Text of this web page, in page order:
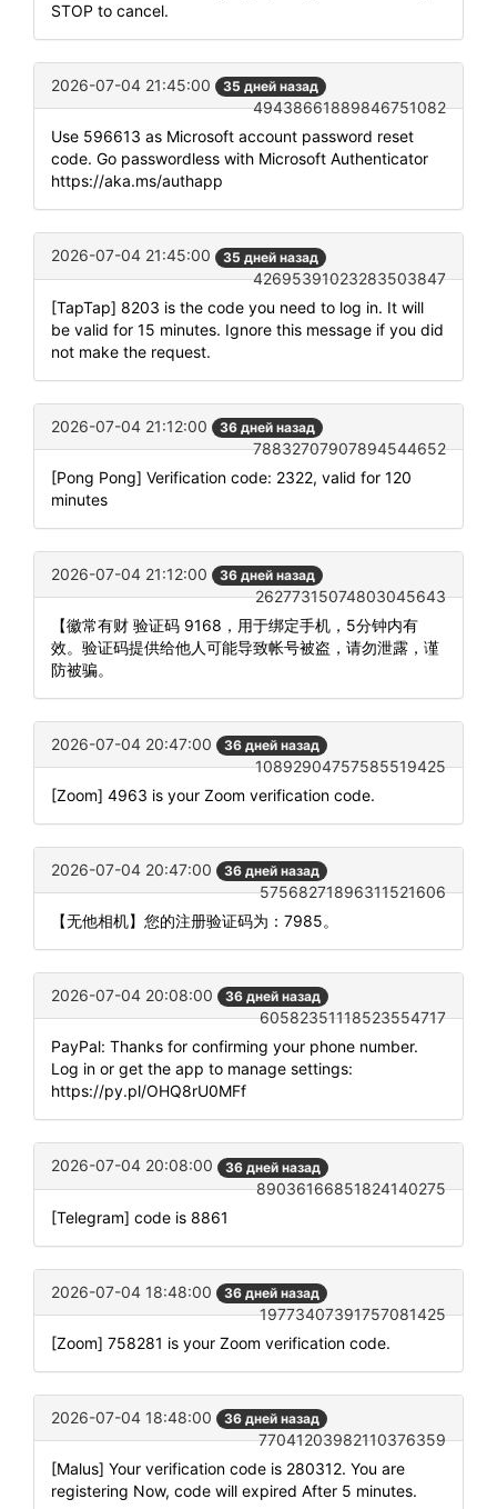
STOP to cancel.
2026-07-04 21:45:00 35 дней назад
49438661889846751082
Use 596613 as Microsoft account password reset
code. Go passwordless with Microsoft Authenticator
https://aka.ms/authapp
2026-07-04 21:45:00 35 дней назад
42695391023283503847
[TapTap] 8203 is the code you need to log in. It will
be valid for 15 minutes. Ignore this message if you did
not make the request.
2026-07-04 21:12:00 36 дней назад
78832707907894544652
[Pong Pong] Verification code: 2322, valid for 120
minutes
2026-07-04 21:12:00 36 дней назад
26277315074803045643
【徽常有财 验证码 9168，用于绑定手机，5分钟内有
效。验证码提供给他人可能导致帐号被盗，请勿泄露，谨
防被骗。
2026-07-04 20:47:00 36 дней назад
10892904757585519425
[Zoom] 4963 is your Zoom verification code.
2026-07-04 20:47:00 36 дней назад
57568271896311521606
【无他相机】您的注册验证码为：7985。
2026-07-04 20:08:00 36 дней назад
60582351118523554717
PayPal: Thanks for confirming your phone number.
Log in or get the app to manage settings:
https://py.pl/OHQ8rU0MFf
2026-07-04 20:08:00 36 дней назад
89036166851824140275
[Telegram] code is 8861
2026-07-04 18:48:00 36 дней назад
19773407391757081425
[Zoom] 758281 is your Zoom verification code.
2026-07-04 18:48:00 36 дней назад
77041203982110376359
[Malus] Your verification code is 280312. You are
registering Now, code will expired After 5 minutes.